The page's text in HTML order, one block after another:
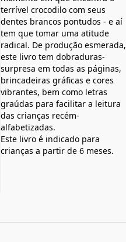
terrível crocodilo com seus
dentes brancos pontudos - e aí
tem que tomar uma atitude
radical. De produção esmerada,
este livro tem dobraduras-
surpresa em todas as páginas,
brincadeiras gráficas e cores
vibrantes, bem como letras
graúdas para facilitar a leitura
das crianças recém-
alfabetizadas.
Este livro é indicado para
crianças a partir de 6 meses.